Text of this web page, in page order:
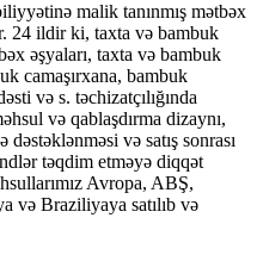
malik tanınmış mətbəx
24 ildir ki, taxta və bambuk
əşyaları, taxta və bambuk
camaşırxana, bambuk
və s. təchizatçılığında
və qablaşdırma dizaynı,
və satış sonrası
təqdim etməyə diqqət
Avropa, ABŞ,
və Braziliyaya satılıb və